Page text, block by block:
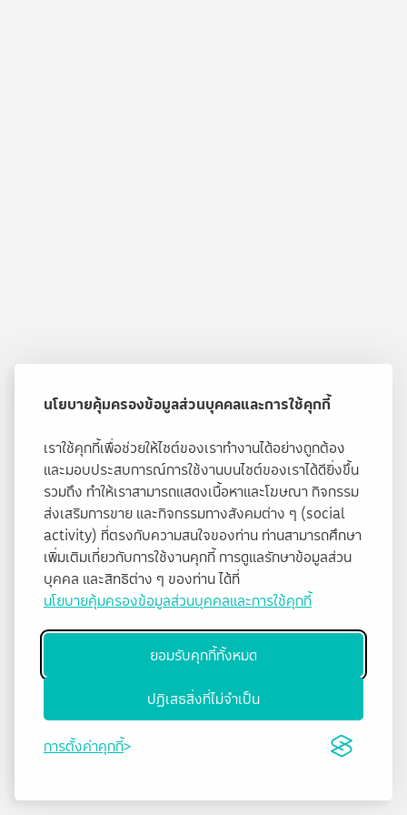
นโยบายคุ้มครองข้อมูลส่วนบุคคลและการใช้คุกกี้
เราใช้คุกกี้เพื่อช่วยให้ไซต์ของเราทำงานได้อย่างถูกต้อง
และมอบประสบการณ์การใช้งานบนไซต์ของเราได้ดียิ่งขึ้น
รวมถึง ทำให้เราสามารถแสดงเนื้อหาและโฆษณา กิจกรรม
ส่งเสริมการขาย และกิจกรรมทางสังคมต่าง ๆ (social
activity) ที่ตรงกับความสนใจของท่าน ท่านสามารถศึกษา
เพิ่มเติมเกี่ยวกับการใช้งานคุกกี้ การดูแลรักษาข้อมูลส่วน
บุคคล และสิทธิต่าง ๆ ของท่าน ได้ที่
นโยบายคุ้มครองข้อมูลส่วนบุคคลและการใช้คุกกี้
ยอมรับคุกกี้ทั้งหมด
ปฏิเสธสิ่งที่ไม่จำเป็น
การตั้งค่าคุกกี้